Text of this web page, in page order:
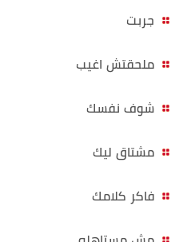
جربت
ملحقتش اغيب
شوف نفسك
مشتاق ليك
فاكر كلامك